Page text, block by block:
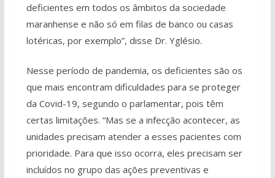
deficientes em todos os âmbitos da sociedade
maranhense e não só em filas de banco ou casas
lotéricas, por exemplo”, disse Dr. Yglésio.
Nesse período de pandemia, os deficientes são os
que mais encontram dificuldades para se proteger
da Covid-19, segundo o parlamentar, pois têm
certas limitações. “Mas se a infecção acontecer, as
unidades precisam atender a esses pacientes com
prioridade. Para que isso ocorra, eles precisam ser
incluídos no grupo das ações preventivas e